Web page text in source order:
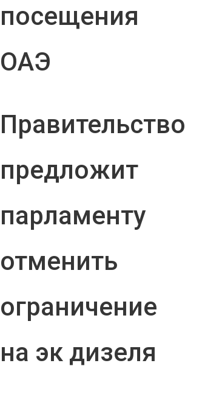
посещения
ОАЭ
Правительство
предложит
парламенту
отменить
ограничение
на эк дизеля